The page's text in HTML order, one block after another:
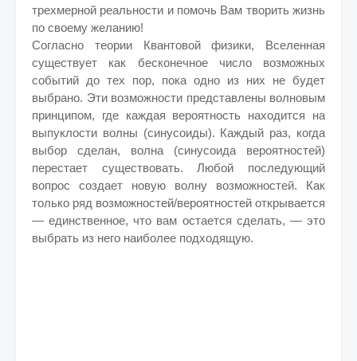
трехмерной реальности и помочь Вам творить жизнь
по своему желанию!
Согласно теории Квантовой физики, Вселенная
существует как бесконечное число возможных
событий до тех пор, пока одно из них не будет
выбрано. Эти возможности представлены волновым
принципом, где каждая вероятность находится на
выпуклости волны (синусоиды). Каждый раз, когда
выбор сделан, волна (синусоида вероятностей)
перестает существовать. Любой последующий
вопрос создает новую волну возможностей. Как
только ряд возможностей/вероятностей открывается
— единственное, что вам остается сделать, — это
выбрать из него наиболее подходящую.